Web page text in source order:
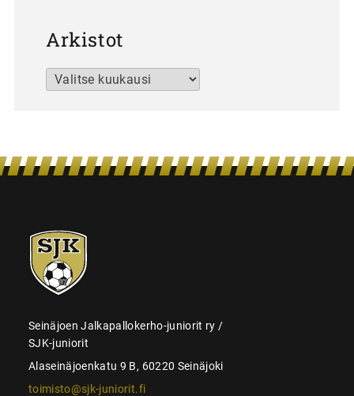
Arkistot
Arkistot
SJK-
juniorit
Seinäjoen Jalkapallokerho-juniorit ry /
SJK-juniorit
Alaseinäjoenkatu 9 B, 60220 Seinäjoki
toimisto@sjk-juniorit.fi